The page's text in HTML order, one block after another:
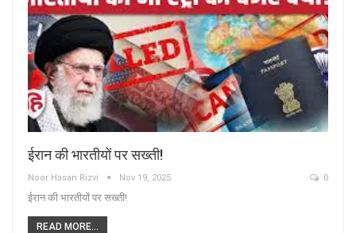
ईरान की भारतीयों पर सख्ती!
Noor Hasan Rizvi Nov 19, 2025 0
ईरान की भारतीयों पर सख्ती!
READ MORE...